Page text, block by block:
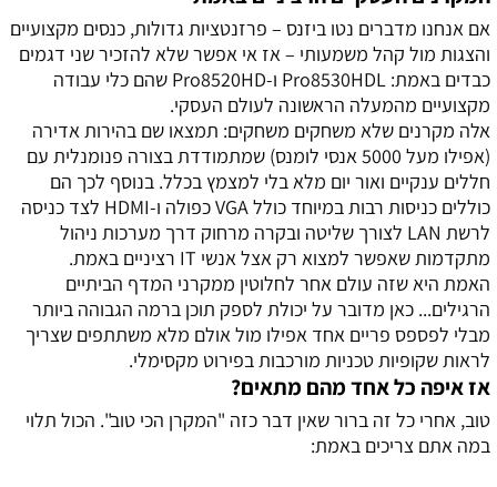
אם אנחנו מדברים נטו ביזנס – פרזנטציות גדולות, כנסים מקצועיים
והצגות מול קהל משמעותי – אז אי אפשר שלא להזכיר שני דגמים
כבדים באמת: Pro8530HDL ו-Pro8520HD שהם כלי עבודה
מקצועיים מהמעלה הראשונה לעולם העסקי.
אלה מקרנים שלא משחקים משחקים: תמצאו שם בהירות אדירה
(אפילו מעל 5000 אנסי לומנס) שמתמודדת בצורה פנומנלית עם
חללים ענקיים ואור יום מלא בלי למצמץ בכלל. בנוסף לכך הם
כוללים כניסות רבות במיוחד כולל VGA כפולה ו-HDMI לצד כניסה
לרשת LAN לצורך שליטה ובקרה מרחוק דרך מערכות ניהול
מתקדמות שאפשר למצוא רק אצל אנשי IT רציניים באמת.
האמת היא שזה עולם אחר לחלוטין ממקרני המדף הביתיים
הרגילים... כאן מדובר על יכולת לספק תוכן ברמה הגבוהה ביותר
מבלי לפספס פריים אחד אפילו מול אולם מלא משתתפים שצריך
לראות שקופיות טכניות מורכבות בפירוט מקסימלי.
אז איפה כל אחד מהם מתאים?
טוב, אחרי כל זה ברור שאין דבר כזה "המקרן הכי טוב". הכול תלוי
במה אתם צריכים באמת: